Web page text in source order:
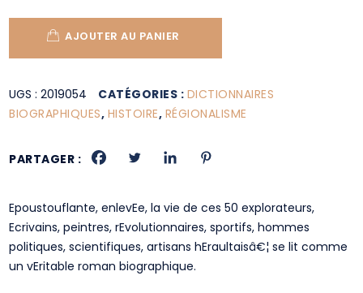
AJOUTER AU PANIER
UGS :2019054 CATÉGORIES : DICTIONNAIRES
BIOGRAPHIQUES, HISTOIRE, RÉGIONALISME
PARTAGER :
Epoustouflante, enlevEe, la vie de ces 50 explorateurs,
Ecrivains, peintres, rEvolutionnaires, sportifs, hommes
politiques, scientifiques, artisans hEraultaisâ€¦ se lit comme
un vEritable roman biographique.